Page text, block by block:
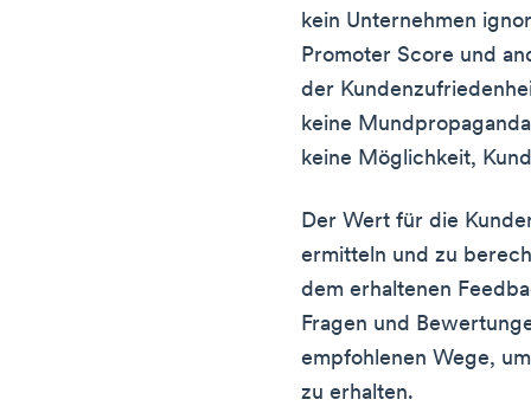
kein Unternehmen
Promoter Score und
der
keine
keine Möglichkeit,
Der Wert für die
ermitteln und zu
dem erhaltenen
Fragen und
empfohlenen Wege,
zu erhalten.